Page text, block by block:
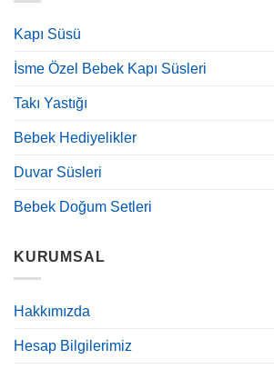
Kapı Süsü
İsme Özel Bebek Kapı Süsleri
Takı Yastığı
Bebek Hediyelikler
Duvar Süsleri
Bebek Doğum Setleri
KURUMSAL
Hakkımızda
Hesap Bilgilerimiz